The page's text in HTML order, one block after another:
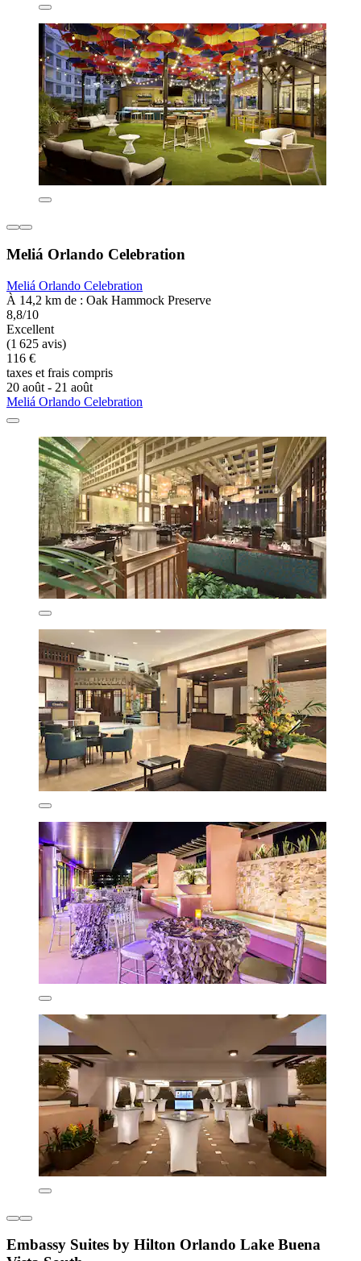
Meliá Orlando Celebration
Meliá Orlando Celebration
À 14,2 km de : Oak Hammock Preserve
8,8/10
Excellent
(1 625 avis)
116 €
taxes et frais compris
20 août - 21 août
Meliá Orlando Celebration
Embassy Suites by Hilton Orlando Lake Buena